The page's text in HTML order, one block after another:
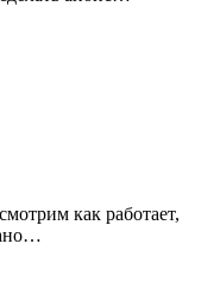
как работает,